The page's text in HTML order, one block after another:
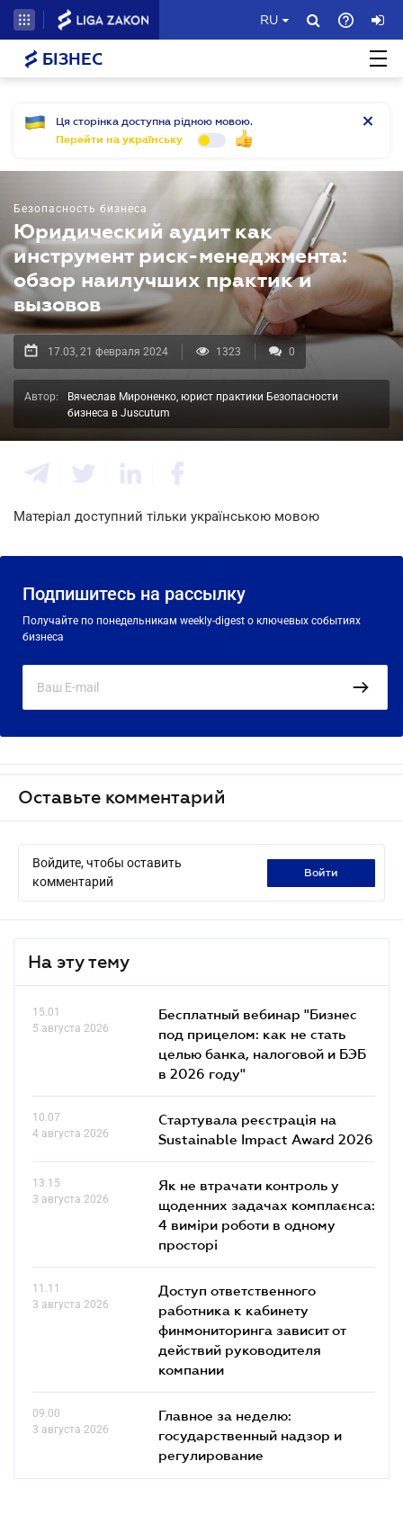
RU
БІЗНЕС
Ця сторінка доступна рідною мовою.
Перейти на українську
Безопасность бизнеса
Юридический аудит как
инструмент риск-менеджмента:
обзор наилучших практик и
вызовов
17.03, 21 февраля 2024 1323 0
Автор:
Вячеслав Мироненко, юрист практики Безопасности
бизнеса в Juscutum
Матеріал доступний тільки українською мовою
Подпишитесь на рассылку
Получайте по понедельникам weekly-digest о ключевых событиях
бизнеса
Оставьте комментарий
Войдите, чтобы оставить
комментарий
войти
На эту тему
15.01
5 августа 2026
Бесплатный вебинар "Бизнес
под прицелом: как не стать
целью банка, налоговой и БЭБ
в 2026 году"
10.07
4 августа 2026
Стартувала реєстрація на
Sustainable Impact Award 2026
13.15
3 августа 2026
Як не втрачати контроль у
щоденних задачах комплаєнса:
4 виміри роботи в одному
просторі
11.11
3 августа 2026
Доступ ответственного
работника к кабинету
финмониторинга зависит от
действий руководителя
компании
09.00
3 августа 2026
Главное за неделю:
государственный надзор и
регулирование